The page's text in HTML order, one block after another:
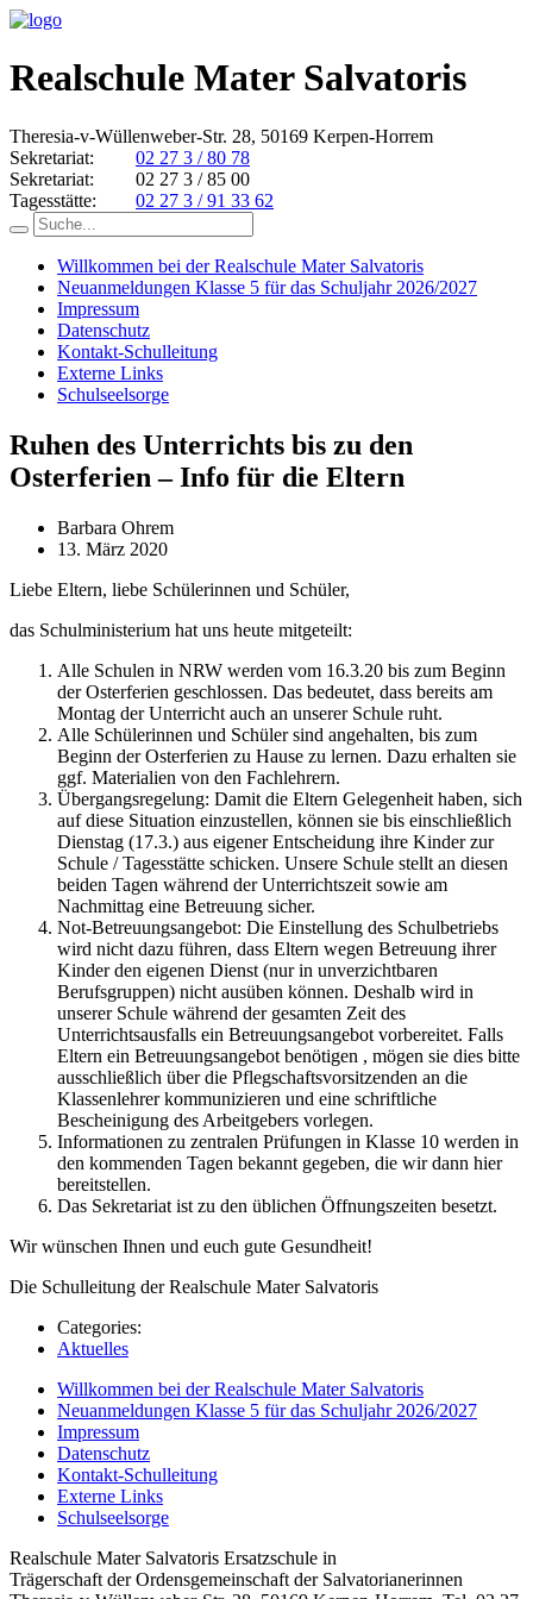
Realschule Mater Salvatoris
Theresia-v-Wüllenweber-Str. 28, 50169 Kerpen-Horrem
Sekretariat:
02 27 3 / 80 78
Sekretariat:
02 27 3 / 85 00
Tagesstätte:
02 27 3 / 91 33 62
Willkommen bei der Realschule Mater Salvatoris
Neuanmeldungen Klasse 5 für das Schuljahr 2026/2027
Impressum
Datenschutz
Kontakt-Schulleitung
Externe Links
Schulseelsorge
Ruhen des Unterrichts bis zu den
Osterferien – Info für die Eltern
Barbara Ohrem
13. März 2020
Liebe Eltern, liebe Schülerinnen und Schüler,
das Schulministerium hat uns heute mitgeteilt:
Alle Schulen in NRW werden vom 16.3.20 bis zum Beginn
der Osterferien geschlossen. Das bedeutet, dass bereits am
Montag der Unterricht auch an unserer Schule ruht.
Alle Schülerinnen und Schüler sind angehalten, bis zum
Beginn der Osterferien zu Hause zu lernen. Dazu erhalten sie
ggf. Materialien von den Fachlehrern.
Übergangsregelung: Damit die Eltern Gelegenheit haben, sich
auf diese Situation einzustellen, können sie bis einschließlich
Dienstag (17.3.) aus eigener Entscheidung ihre Kinder zur
Schule / Tagesstätte schicken. Unsere Schule stellt an diesen
beiden Tagen während der Unterrichtszeit sowie am
Nachmittag eine Betreuung sicher.
Not-Betreuungsangebot: Die Einstellung des Schulbetriebs
wird nicht dazu führen, dass Eltern wegen Betreuung ihrer
Kinder den eigenen Dienst (nur in unverzichtbaren
Berufsgruppen) nicht ausüben können. Deshalb wird in
unserer Schule während der gesamten Zeit des
Unterrichtsausfalls ein Betreuungsangebot vorbereitet. Falls
Eltern ein Betreuungsangebot benötigen , mögen sie dies bitte
ausschließlich über die Pflegschaftsvorsitzenden an die
Klassenlehrer kommunizieren und eine schriftliche
Bescheinigung des Arbeitgebers vorlegen.
Informationen zu zentralen Prüfungen in Klasse 10 werden in
den kommenden Tagen bekannt gegeben, die wir dann hier
bereitstellen.
Das Sekretariat ist zu den üblichen Öffnungszeiten besetzt.
Wir wünschen Ihnen und euch gute Gesundheit!
Die Schulleitung der Realschule Mater Salvatoris
Categories:
Aktuelles
Willkommen bei der Realschule Mater Salvatoris
Neuanmeldungen Klasse 5 für das Schuljahr 2026/2027
Impressum
Datenschutz
Kontakt-Schulleitung
Externe Links
Schulseelsorge
Realschule Mater Salvatoris Ersatzschule in
Trägerschaft der Ordensgemeinschaft der Salvatorianerinnen